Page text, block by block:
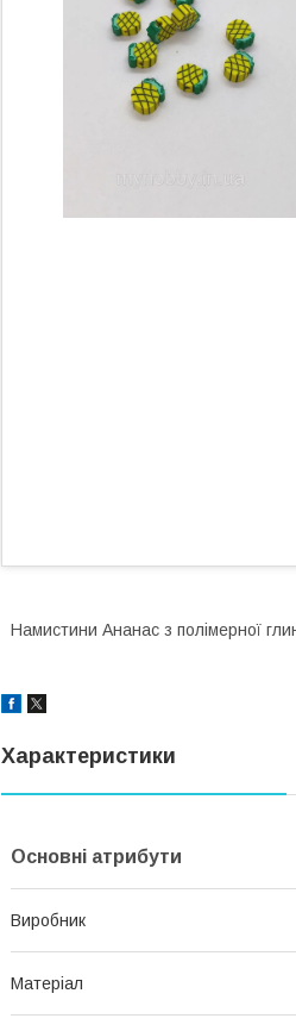
Намистини Ананас з полімерної
Характеристики
Основні атрибути
Виробник
Матеріал